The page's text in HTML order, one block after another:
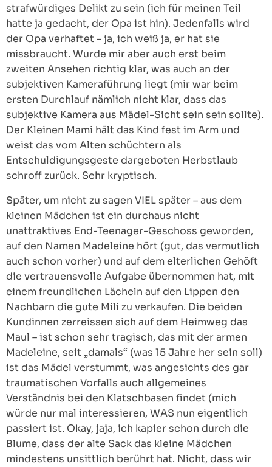
strafwürdiges Delikt zu sein (ich für meinen Teil
hatte ja gedacht, der Opa ist hin). Jedenfalls wird
der Opa verhaftet – ja, ich weiß ja, er hat sie
missbraucht. Wurde mir aber auch erst beim
zweiten Ansehen richtig klar, was auch an der
subjektiven Kameraführung liegt (mir war beim
ersten Durchlauf nämlich nicht klar, dass das
subjektive Kamera aus Mädel-Sicht sein sein sollte).
Der Kleinen Mami hält das Kind fest im Arm und
weist das vom Alten schüchtern als
Entschuldigungsgeste dargeboten Herbstlaub
schroff zurück. Sehr kryptisch.
Später, um nicht zu sagen VIEL später – aus dem
kleinen Mädchen ist ein durchaus nicht
unattraktives End-Teenager-Geschoss geworden,
auf den Namen Madeleine hört (gut, das vermutlich
auch schon vorher) und auf dem elterlichen Gehöft
die vertrauensvolle Aufgabe übernommen hat, mit
einem freundlichen Lächeln auf den Lippen den
Nachbarn die gute Mili zu verkaufen. Die beiden
Kundinnen zerreissen sich auf dem Heimweg das
Maul – ist schon sehr tragisch, das mit der armen
Madeleine, seit „damals“ (was 15 Jahre her sein soll)
ist das Mädel verstummt, was angesichts des gar
traumatischen Vorfalls auch allgemeines
Verständnis bei den Klatschbasen findet (mich
würde nur mal interessieren, WAS nun eigentlich
passiert ist. Okay, jaja, ich kapier schon durch die
Blume, dass der alte Sack das kleine Mädchen
mindestens unsittlich berührt hat. Nicht, dass wir